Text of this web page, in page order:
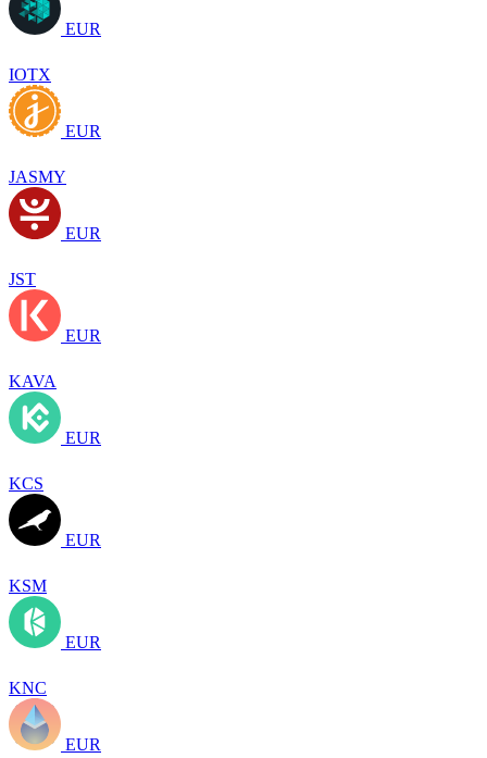
EUR
IOTX
EUR
JASMY
EUR
JST
EUR
KAVA
EUR
KCS
EUR
KSM
EUR
KNC
EUR